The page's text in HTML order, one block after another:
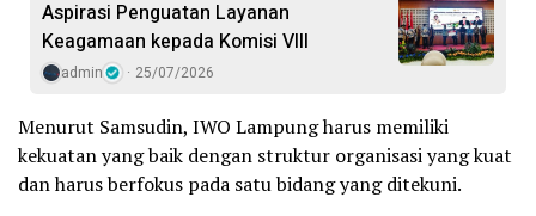
Aspirasi Penguatan Layanan
Keagamaan kepada Komisi VIII
admin 25/07/2026
Menurut Samsudin, IWO Lampung harus memiliki
kekuatan yang baik dengan struktur organisasi yang kuat
dan harus berfokus pada satu bidang yang ditekuni.